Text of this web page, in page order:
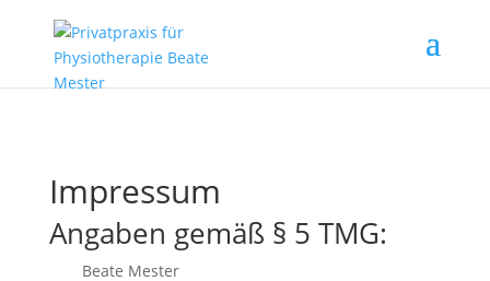
Impressum
Angaben gemäß § 5 TMG:
Beate Mester